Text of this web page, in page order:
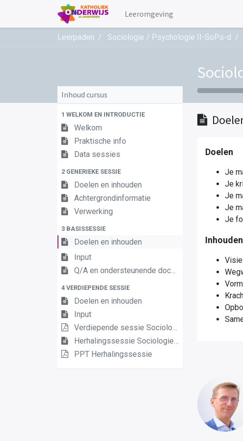
Leeromgeving
Leerpaden Sociologie / Psychologie II-SoPs-d
Inhoud cursus
1 WELKOM EN INTRODUCTIE
Welkom
Praktische info
Data sessies
2 GENERIEKE SESSIE
Doelen en inhouden
Achtergrondinformatie
Verwerking
3 BASISSESSIE
Doelen en inhouden
Input
Q/A en ondersteunende documenten
4 VERDIEPENDE SESSIE
Doelen en inhouden
Input
Verdiepende sessie Sociologie/Psychologie
Herhalingssessie Sociologie/Psychologie
PPT Herhalingssessie
Doelen
Je
Je
Je
Je
Je
Inhouden